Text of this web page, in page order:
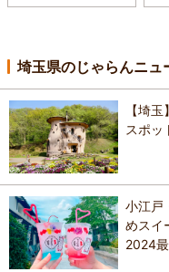
埼玉県のじゃらんニュ
【埼
スポッ
小江戸
めスイ
2024